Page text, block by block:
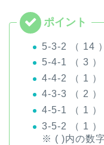
5-3-2 （ 14 ）
5-4-1 （ 3 ）
4-4-2 （ 1 ）
4-3-3 （ 2 ）
4-5-1 （ 1 ）
3-5-2 （ 1 ）
※ ( )内の数